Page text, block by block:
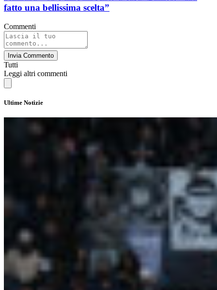
fatto una bellissima scelta”
Commenti
Invia Commento
Tutti
Leggi altri commenti
Ultime Notizie